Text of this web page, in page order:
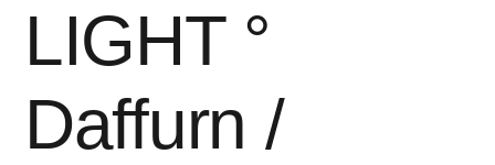
LIGHT °
Daffurn /